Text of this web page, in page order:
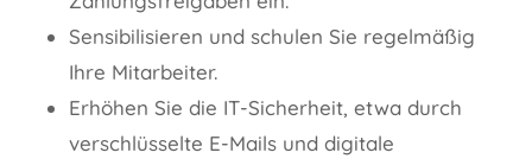
Sensibilisieren und schulen Sie regelmäßig
Ihre Mitarbeiter.
Erhöhen Sie die IT-Sicherheit, etwa durch
verschlüsselte E-Mails und digitale